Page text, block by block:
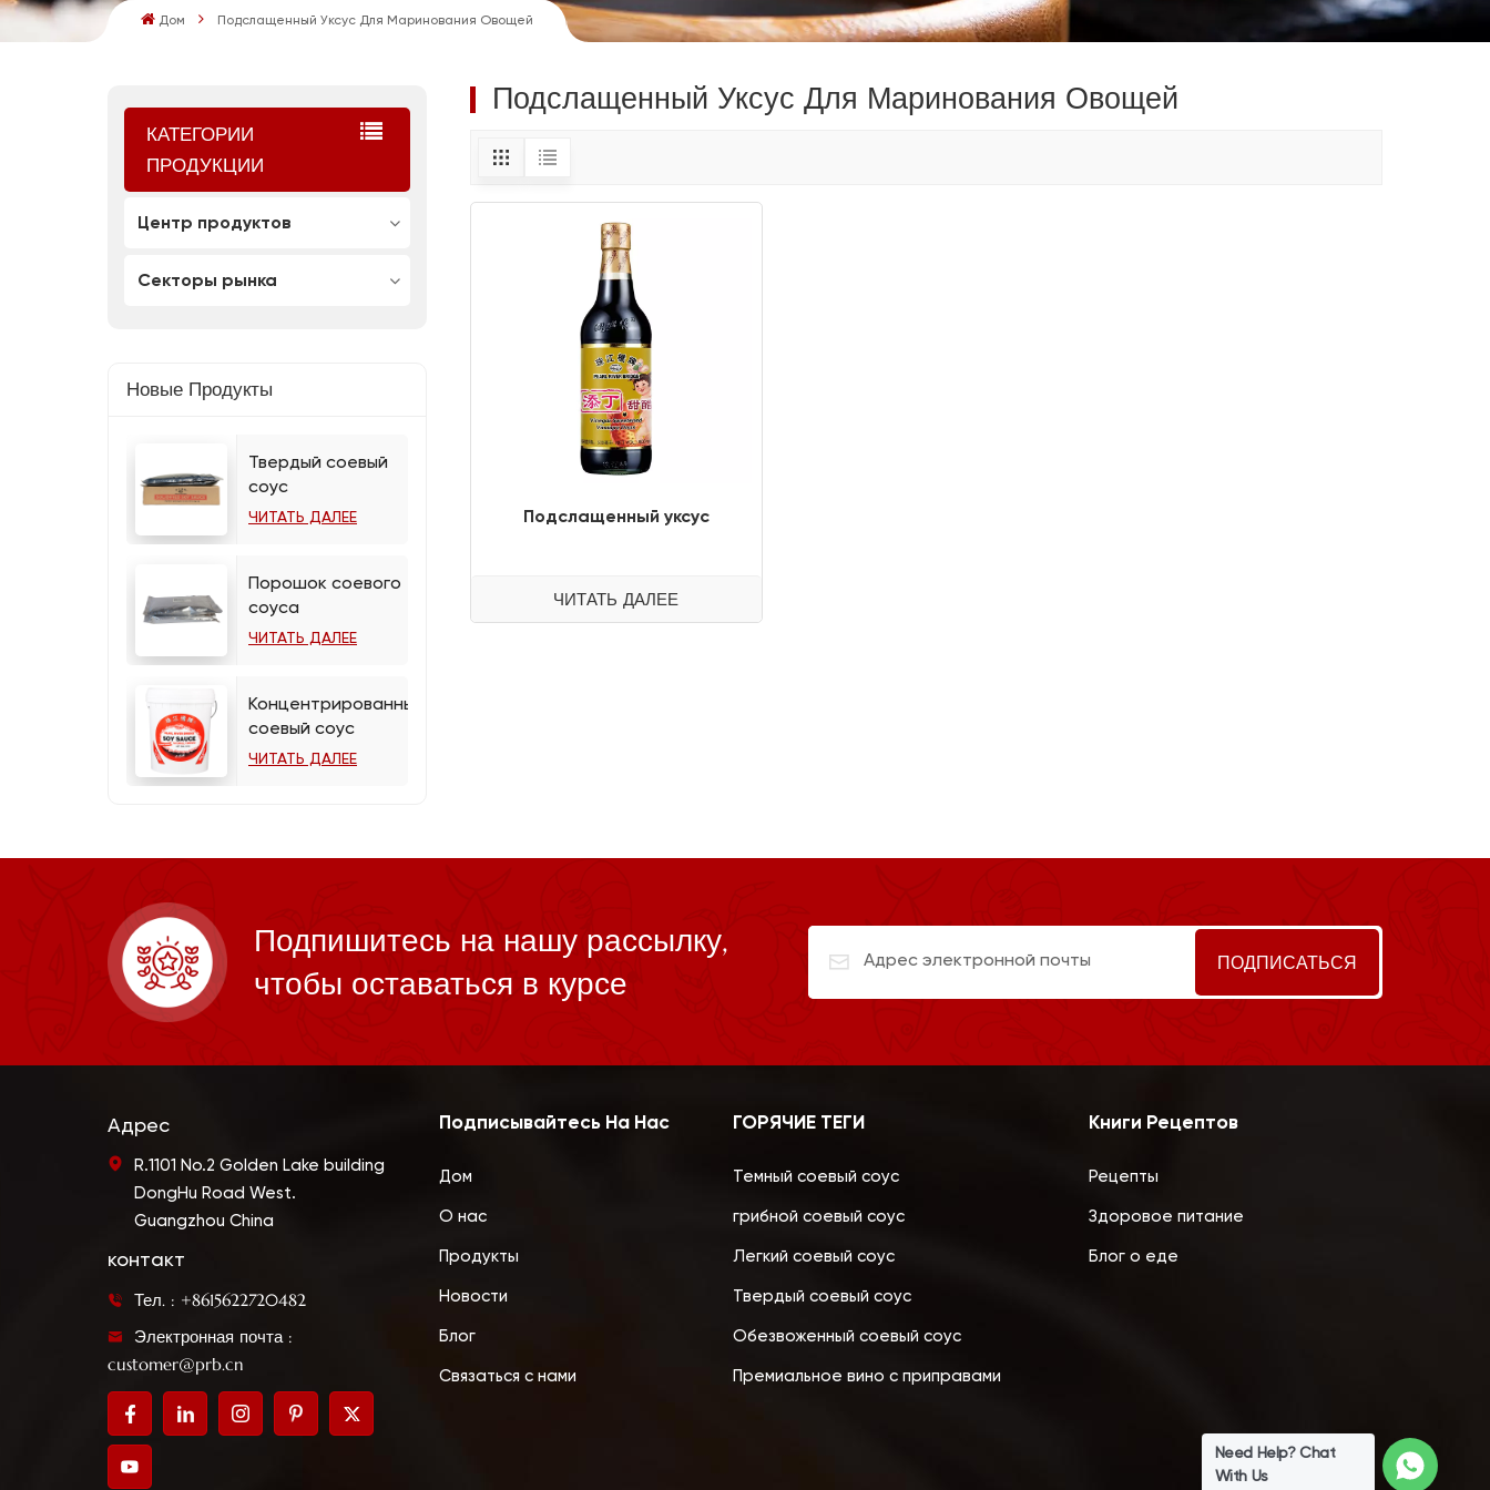
Дом Подслащенный Уксус Для Маринования Овощей
КАТЕГОРИИ
ПРОДУКЦИИ
Центр продуктов
Секторы рынка
Новые Продукты
Твердый соевый
соус
ЧИТАТЬ ДАЛЕЕ
Порошок соевого
соуса
ЧИТАТЬ ДАЛЕЕ
Концентрированный
соевый соус
ЧИТАТЬ ДАЛЕЕ
Подслащенный Уксус Для Маринования Овощей
Подслащенный уксус
ЧИТАТЬ ДАЛЕЕ
Подпишитесь на нашу рассылку,
чтобы оставаться в курсе
Адрес
R.1101 No.2 Golden Lake building
DongHu Road West.
Guangzhou China
контакт
Тел. : +8615622720482
Электронная почта :
customer@prb.cn
Подписывайтесь На Нас
Дом
О нас
Продукты
Новости
Блог
Связаться с нами
ГОРЯЧИЕ ТЕГИ
Темный соевый соус
грибной соевый соус
Легкий соевый соус
Твердый соевый соус
Обезвоженный соевый соус
Премиальное вино с приправами
Книги Рецептов
Рецепты
Здоровое питание
Блог о еде
Need Help? Chat
With Us